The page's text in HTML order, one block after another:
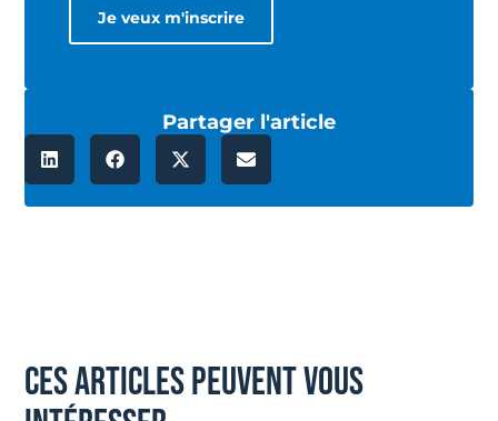
Partager l'article
ces articles peuvent vous